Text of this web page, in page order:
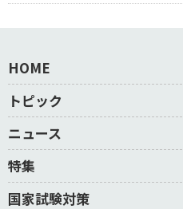
HOME
トピック
ニュース
特集
国家試験対策